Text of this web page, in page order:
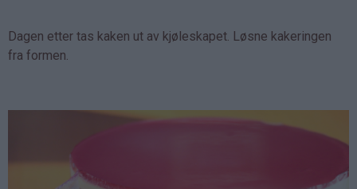
Dagen etter tas kaken ut av kjøleskapet. Løsne kakeringen
fra formen.